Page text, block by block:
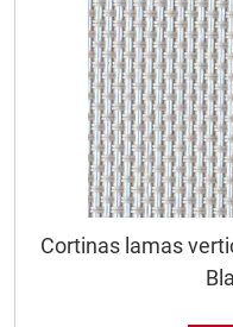
Cortinas lamas